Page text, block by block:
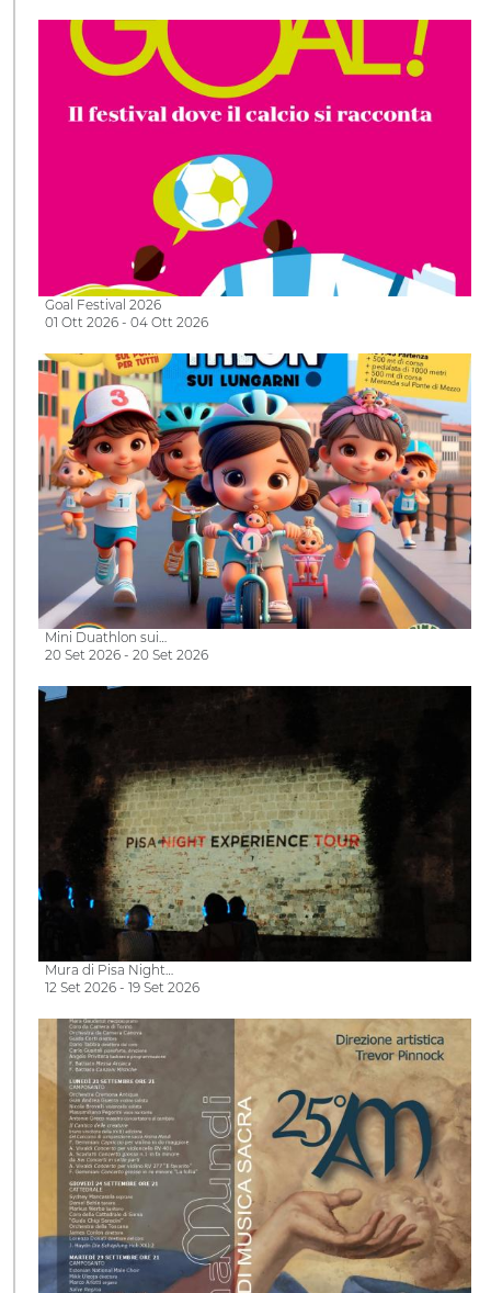
Goal Festival 2026
01 Ott 2026 - 04 Ott 2026
Mini Duathlon sui…
20 Set 2026 - 20 Set 2026
Mura di Pisa Night…
12 Set 2026 - 19 Set 2026